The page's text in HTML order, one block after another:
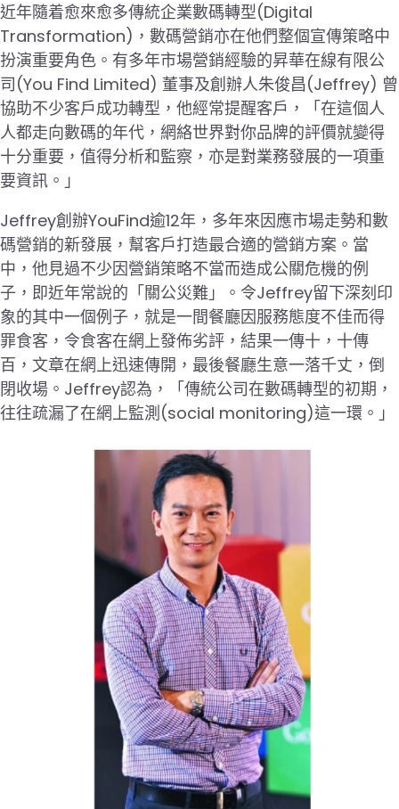
近年隨着愈來愈多傳統企業數碼轉型(Digital
Transformation)，數碼營銷亦在他們整個宣傳策略中
扮演重要角色。有多年市場營銷經驗的昇華在線有限公
司(You Find Limited) 董事及創辦人朱俊昌(Jeffrey) 曾
協助不少客戶成功轉型，他經常提醒客戶，「在這個人
人都走向數碼的年代，網絡世界對你品牌的評價就變得
十分重要，值得分析和監察，亦是對業務發展的一項重
要資訊。」
Jeffrey創辦YouFind逾12年，多年來因應市場走勢和數
碼營銷的新發展，幫客戶打造最合適的營銷方案。當
中，他見過不少因營銷策略不當而造成公關危機的例
子，即近年常說的「關公災難」。令Jeffrey留下深刻印
象的其中一個例子，就是一間餐廳因服務態度不佳而得
罪食客，令食客在網上發佈劣評，結果一傳十，十傳
百，文章在網上迅速傳開，最後餐廳生意一落千丈，倒
閉收場。Jeffrey認為，「傳統公司在數碼轉型的初期，
往往疏漏了在網上監測(social monitoring)這一環。」